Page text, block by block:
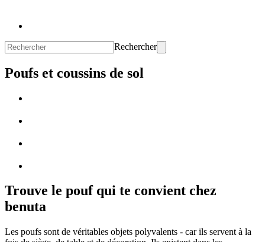
Rechercher
Poufs et coussins de sol
Trouve le pouf qui te convient chez
benuta
Les poufs sont de véritables objets polyvalents - car ils servent à la